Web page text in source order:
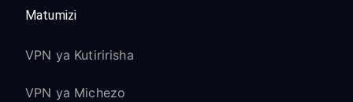
Matumizi
VPN ya Kutiririsha
VPN ya Michezo